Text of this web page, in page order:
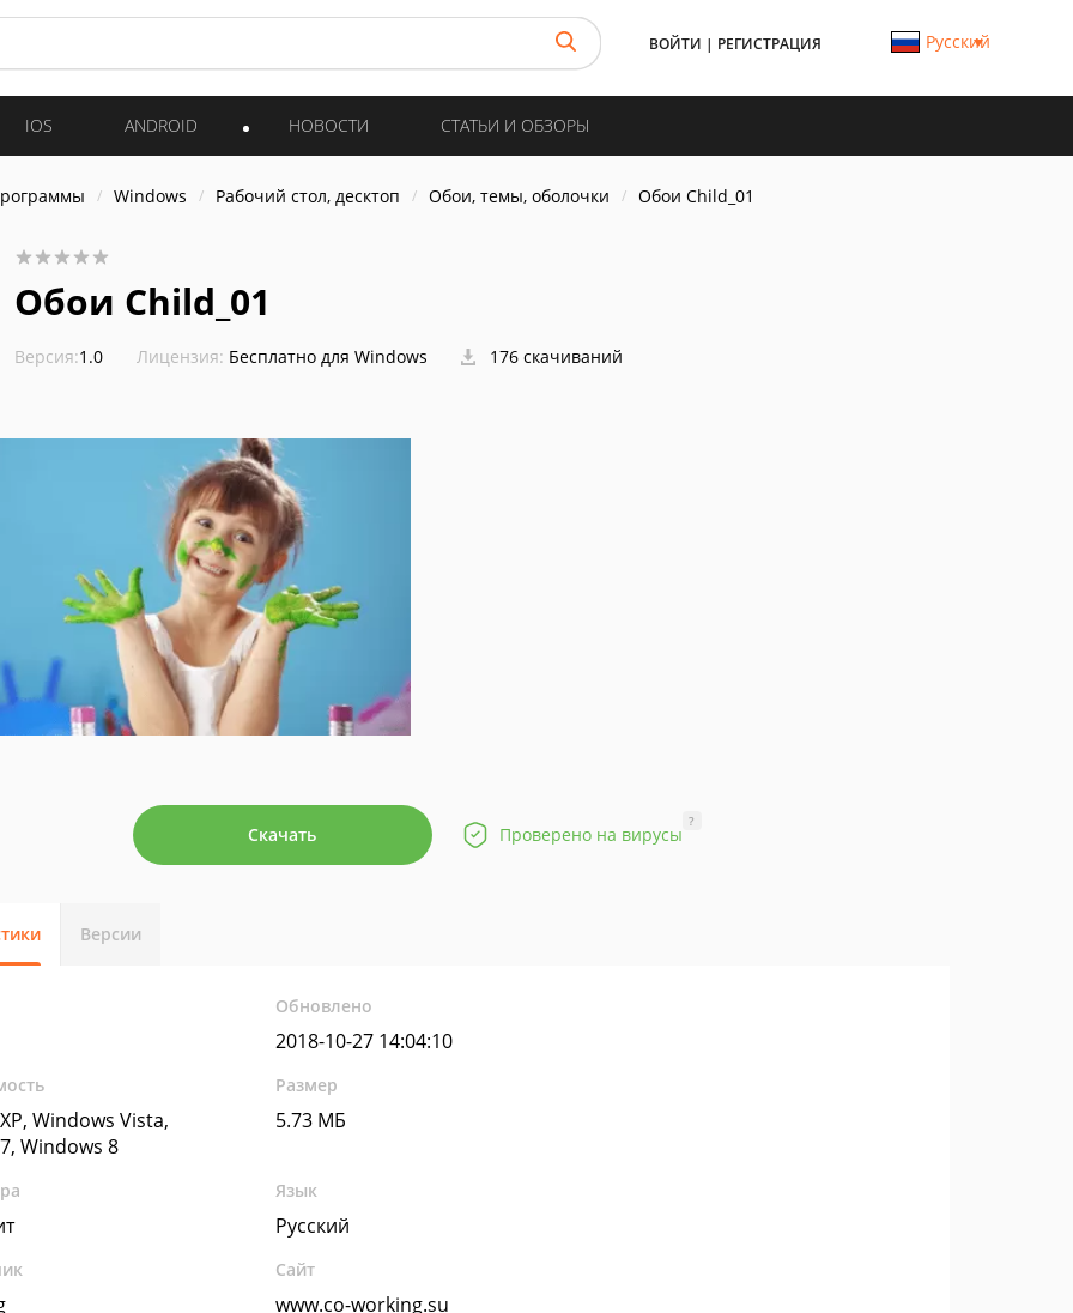
ВОЙТИ | РЕГИСТРАЦИЯ Русский
IOS ANDROID НОВОСТИ СТАТЬИ И ОБЗОРЫ
Windows Рабочий стол, десктоп Обои, темы, оболочки Обои Child_01
Обои Child_01
Версия:1.0 Лицензия: Бесплатно для Windows 176 скачиваний
Скачать Проверено на вирусы
?
Версии
Обновлено
2018-10-27 14:04:10
Windows Vista,
Windows 8
Размер
5.73 МБ
Язык
Русский
Сайт
www.co-working.su